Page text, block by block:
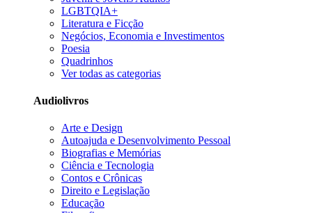
LGBTQIA+
Literatura e Ficção
Negócios, Economia e Investimentos
Poesia
Quadrinhos
Ver todas as categorias
Audiolivros
Arte e Design
Autoajuda e Desenvolvimento Pessoal
Biografias e Memórias
Ciência e Tecnologia
Contos e Crônicas
Direito e Legislação
Educação